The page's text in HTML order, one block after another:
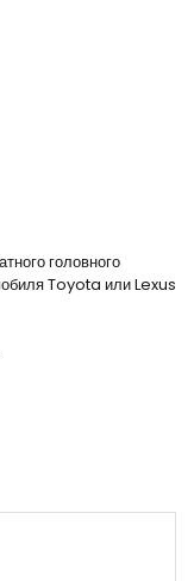
головного
Toyota или Lexus